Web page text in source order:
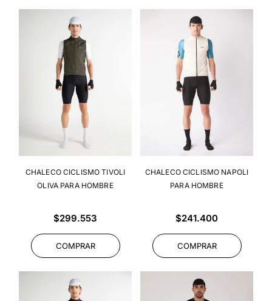
CHALECO CICLISMO TIVOLI
OLIVA PARA HOMBRE
Precio
$299.553
COMPRAR
CHALECO CICLISMO NAPOLI
PARA HOMBRE
Precio
$241.400
COMPRAR